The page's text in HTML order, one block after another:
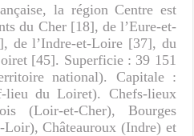
la région Centre est
du Cher [18], de l’Eure-et-
de l’Indre-et-Loire [37], du
[45]. Superficie : 39 151
national). Capitale :
lieu du Loiret). Chefs-lieux
(Loir-et-Cher), Bourges
Loir), Châteauroux (Indre) et